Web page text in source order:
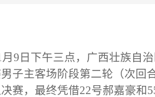
月9日下午三点，广西壮族自
子主客场阶段第二轮（次回
赛，最终凭借22号郝嘉豪和